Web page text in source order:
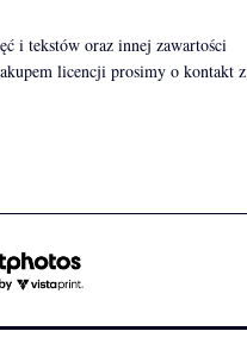
i tekstów oraz innej zawartości
licencji prosimy o kontakt z